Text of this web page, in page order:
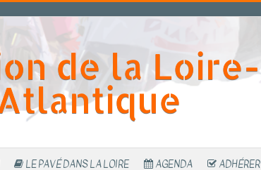
de la Loire-
LE PAVÉ DANS LA LOIRE AGENDA ADHÉRER